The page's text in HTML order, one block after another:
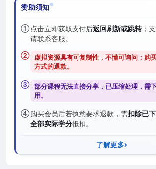
赞助须知
① 点击立即获取支付后返回刷新或跳转；
请联系客服。
② 虚拟资源具有可复制性，不懂可询问；购
方式的退款。
③ 部分课程无法直接分享，已压缩处理，需
用。
④购买会员后若执意要求退款，需扣除已
全部实际学分抵扣。
了解更多